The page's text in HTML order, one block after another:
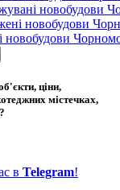
новобудови
новобудови
новобудови
ціни,
містечках,
в Telegram!